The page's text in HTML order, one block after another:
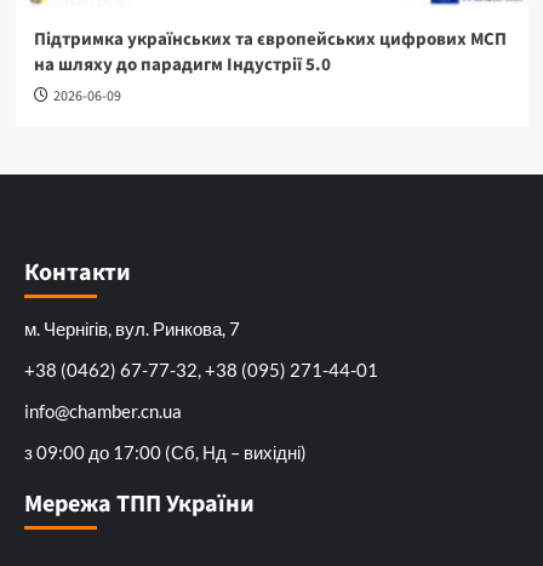
Підтримка українських та європейських цифрових МСП
на шляху до парадигм Індустрії 5.0
2026-06-09
Контакти
м. Чернігів, вул. Ринкова, 7
+38 (0462) 67-77-32, +38 (095) 271-44-01
info@chamber.cn.ua
з 09:00 до 17:00 (Сб, Нд – вихідні)
Мережа ТПП України